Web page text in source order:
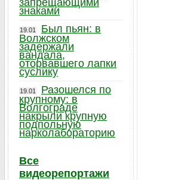
запрещающими
знаками
19.01
Был пьян: в
Волжском
задержали
вандала,
оторвавшего лапки
суслику
19.01
Разошелся по
крупному: в
Волгограде
накрыли крупную
подпольную
нарколабораторию
Все
видеорепортажи